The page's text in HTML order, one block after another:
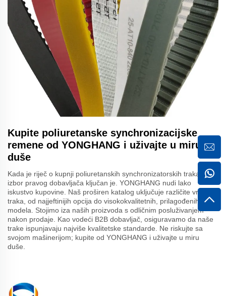
Kupite poliuretanske synchronizacijske
remene od YONGHANG i uživajte u miru
duše
Kada je riječ o kupnji poliuretanskih synchronizatorskih traka,
izbor pravog dobavljača ključan je. YONGHANG nudi lako
iskustvo kupovine. Naš proširen katalog uključuje različite vrste
traka, od najjeftinijih opcija do visokokvalitetnih, prilagođenih
modela. Stojimo iza naših proizvoda s odličnim posluživanjem
nakon prodaje. Kao vodeći B2B dobavljač, osiguravamo da naše
trake ispunjavaju najviše kvalitetske standarde. Ne riskujte sa
svojom mašinerijom; kupite od YONGHANG i uživajte u miru
duše.